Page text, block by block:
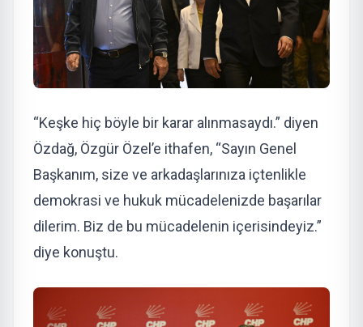
“Keşke hiç böyle bir karar alınmasaydı.” diyen
Özdağ, Özgür Özel’e ithafen, “Sayın Genel
Başkanım, size ve arkadaşlarınıza içtenlikle
demokrasi ve hukuk mücadelenizde başarılar
dilerim. Biz de bu mücadelenin içerisindeyiz.”
diye konuştu.